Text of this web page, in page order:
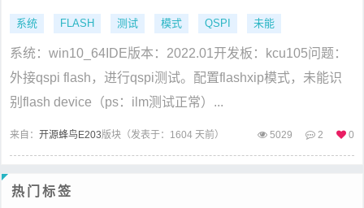
系统 FLASH 测试 模式 QSPI 未能
系统：win10_64IDE版本：2022.01开发板：kcu105问题：
外接qspi flash，进行qspi测试。配置flashxip模式，未能识
别flash device（ps：ilm测试正常）...
来自： 开源蜂鸟E203版块（发表于：1604 天前） 5029 2 0
热门标签